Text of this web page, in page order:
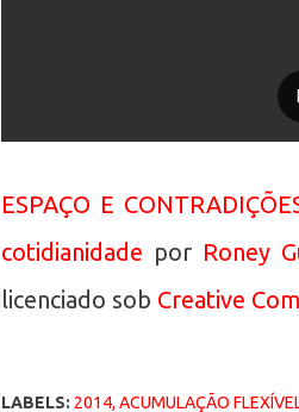
ESPAÇO E
cotidianidade por Roney
licenciado sob Creative
LABELS: 2014 ACUMULAÇÃO